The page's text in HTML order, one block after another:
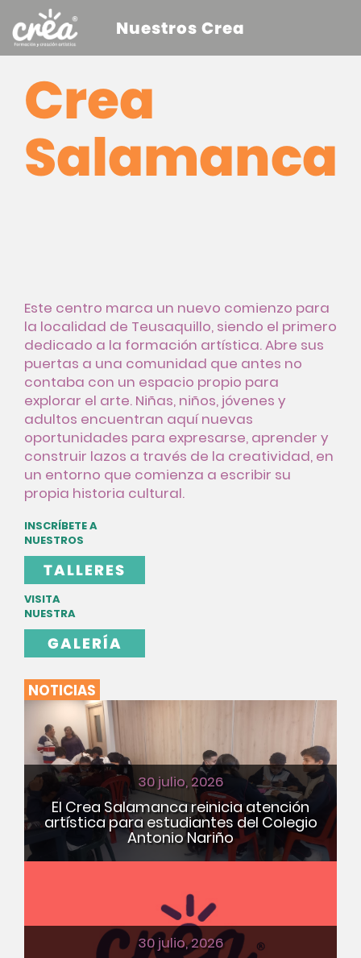
Nuestros Crea
Crea
Salamanca
Este centro marca un nuevo comienzo para
la localidad de Teusaquillo, siendo el primero
dedicado a la formación artística. Abre sus
puertas a una comunidad que antes no
contaba con un espacio propio para
explorar el arte. Niñas, niños, jóvenes y
adultos encuentran aquí nuevas
oportunidades para expresarse, aprender y
construir lazos a través de la creatividad, en
un entorno que comienza a escribir su
propia historia cultural.
INSCRÍBETE A
NUESTROS
TALLERES
VISITA
NUESTRA
GALERÍA
NOTICIAS
30 julio, 2026
El Crea Salamanca reinicia atención
artística para estudiantes del Colegio
Antonio Nariño
30 julio, 2026